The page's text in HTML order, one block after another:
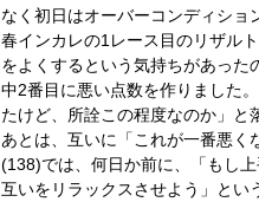
なく初日はオーバーコンディショ
春インカレの1レース目のリザル
をよくするという気持ちがあっ
中2番目に悪い点数を作りました
たけど、所詮この程度なのか」
あとは、互いに「これが一番悪
(138)では、何日か前に、「もし
互いをリラックスさせよう」とい